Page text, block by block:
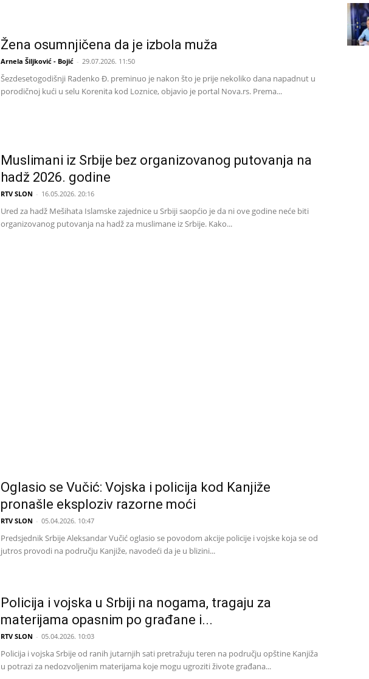
Žena osumnjičena da je izbola muža
Arnela Šiljković - Bojić - 29.07.2026. 11:50
Šezdesetogodišnji Radenko Đ. preminuo je nakon što je prije nekoliko dana napadnut u
porodičnoj kući u selu Korenita kod Loznice, objavio je portal Nova.rs. Prema...
Muslimani iz Srbije bez organizovanog putovanja na
hadž 2026. godine
RTV SLON - 16.05.2026. 20:16
Ured za hadž Mešihata Islamske zajednice u Srbiji saopćio je da ni ove godine neće biti
organizovanog putovanja na hadž za muslimane iz Srbije. Kako...
Oglasio se Vučić: Vojska i policija kod Kanjiže
pronašle eksploziv razorne moći
RTV SLON - 05.04.2026. 10:47
Predsjednik Srbije Aleksandar Vučić oglasio se povodom akcije policije i vojske koja se od
jutros provodi na području Kanjiže, navodeći da je u blizini...
Policija i vojska u Srbiji na nogama, tragaju za
materijama opasnim po građane i...
RTV SLON - 05.04.2026. 10:03
Policija i vojska Srbije od ranih jutarnjih sati pretražuju teren na području opštine Kanjiža
u potrazi za nedozvoljenim materijama koje mogu ugroziti živote građana...